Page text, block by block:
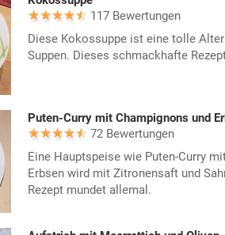
117 Bewertungen
Diese Kokossuppe ist eine tolle
Suppen. Dieses schmackhafte
Puten-Curry mit Champignons und
72 Bewertungen
Eine Hauptspeise wie Puten-Curry
Erbsen wird mit Zitronensaft und
Rezept mundet allemal.